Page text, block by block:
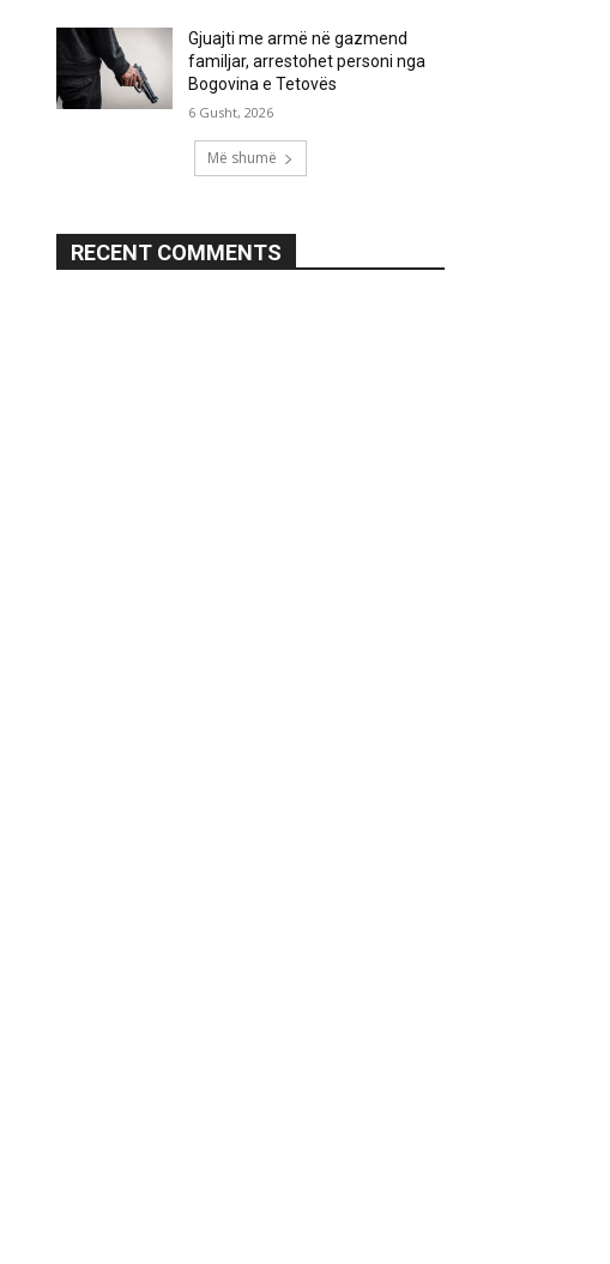
Gjuajti me armë në gazmend
familjar, arrestohet personi nga
Bogovina e Tetovës
6 Gusht, 2026
Më shumë
RECENT COMMENTS